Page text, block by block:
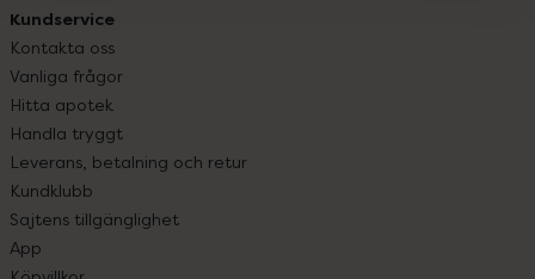
Kundservice
Kontakta oss
Vanliga frågor
Hitta apotek
Handla tryggt
Leverans, betalning och retur
Kundklubb
Sajtens tillgänglighet
App